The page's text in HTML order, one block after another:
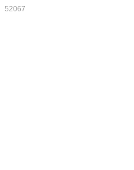
52067